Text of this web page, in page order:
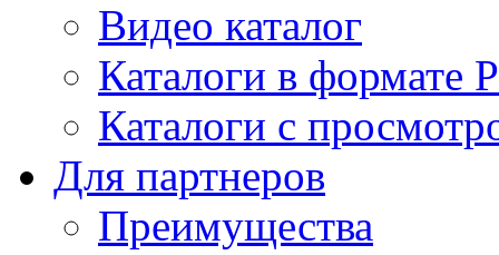
Видео каталог
Каталоги в формате
Каталоги с
Для партнеров
Преимущества